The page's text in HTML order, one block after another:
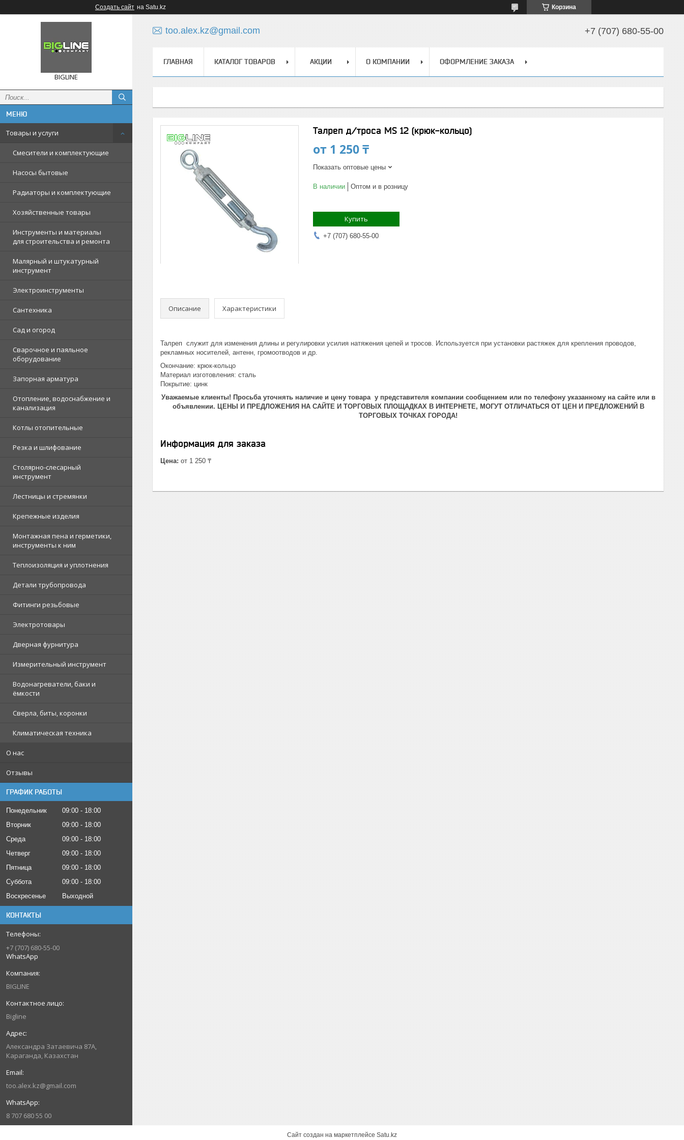
Создать сайт на Satu.kz Корзина
BIGLINE
Товары и услуги
Смесители и комплектующие
Насосы бытовые
Радиаторы и комплектующие
Хозяйственные товары
Инструменты и материалы
для строительства и ремонта
Малярный и штукатурный
инструмент
Электроинструменты
Сантехника
Сад и огород
Сварочное и паяльное
оборудование
Запорная арматура
Отопление, водоснабжение и
канализация
Котлы отопительные
Резка и шлифование
Столярно-слесарный
инструмент
Лестницы и стремянки
Крепежные изделия
Монтажная пена и герметики,
инструменты к ним
Теплоизоляция и уплотнения
Детали трубопровода
Фитинги резьбовые
Электротовары
Дверная фурнитура
Измерительный инструмент
Водонагреватели, баки и
ёмкости
Сверла, биты, коронки
Климатическая техника
О нас
Отзывы
ГРАФИК РАБОТЫ
Понедельник 09:00
18:00
Вторник
09:00
18:00
Среда
09:00
18:00
Четверг
09:00
18:00
Пятница
09:00
18:00
Суббота
09:00
18:00
Воскресенье
Выходной
КОНТАКТЫ
+7 (707) 680-55-00
WhatsApp
BIGLINE
Bigline
Александра Затаевича 87А,
Караганда, Казахстан
too.alex.kz@gmail.com
8 707 680 55 00
too.alex.kz@gmail.com +7 (707) 680-55-00
ГЛАВНАЯ КАТАЛОГ ТОВАРОВ АКЦИИ О КОМПАНИИ ОФОРМЛЕНИЕ ЗАКАЗА
Талреп д/троса MS 12 (крюк-кольцо)
от 1 250 ₸
Показать оптовые цены
В наличии Оптом и в розницу
Купить
+7 (707) 680-55-00
Описание Характеристики
Талреп служит для изменения длины и регулировки усилия натяжения цепей и тросов. Используется при установки растяжек для крепления проводов,
рекламных носителей, антенн, громоотводов и др.
Окончание: крюк-кольцо
Материал изготовления: сталь
Покрытие: цинк
Уважаемые клиенты! Просьба уточнять наличие и цену товара у представителя компании сообщением или по телефону указанному на сайте или в
объявлении. ЦЕНЫ И ПРЕДЛОЖЕНИЯ НА САЙТЕ И ТОРГОВЫХ ПЛОЩАДКАХ В ИНТЕРНЕТЕ, МОГУТ ОТЛИЧАТЬСЯ ОТ ЦЕН И ПРЕДЛОЖЕНИЙ В
ТОРГОВЫХ ТОЧКАХ ГОРОДА!
Информация для заказа
Цена: от 1 250 ₸
Сайт создан на маркетплейсе Satu.kz